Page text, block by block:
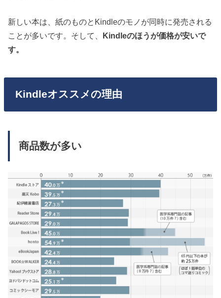
新しい本は、紙のものとKindleのモノが同時に発売される
ことが多いです。そして、 Kindleのほうが価格が安いで
す。
Kindleオススメの理由
商品数が多い